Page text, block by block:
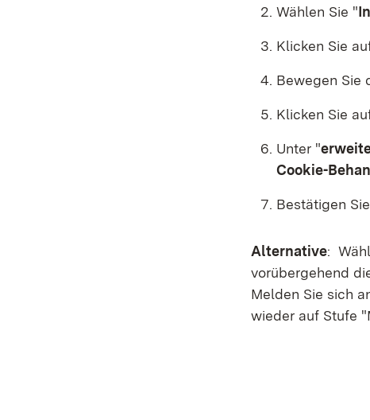
Wählen Sie "
Klicken Sie
Bewegen Sie
Klicken Sie
Unter "
Cookie-
Bestätigen
Alternative:
vorübergehend
Melden Sie sich
wieder auf Stufe